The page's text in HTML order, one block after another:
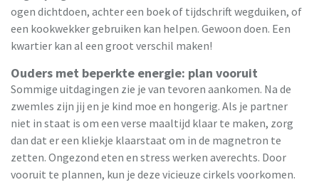
ogen dichtdoen, achter een boek of tijdschrift wegduiken, of
een kookwekker gebruiken kan helpen. Gewoon doen. Een
kwartier kan al een groot verschil maken!
Ouders met beperkte energie: plan vooruit
Sommige uitdagingen zie je van tevoren aankomen. Na de
zwemles zijn jij en je kind moe en hongerig. Als je partner
niet in staat is om een verse maaltijd klaar te maken, zorg
dan dat er een kliekje klaarstaat om in de magnetron te
zetten. Ongezond eten en stress werken averechts. Door
vooruit te plannen, kun je deze vicieuze cirkels voorkomen.